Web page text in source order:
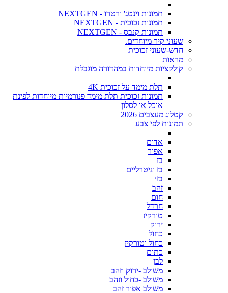
תמונות וינטג' ורטרו - NEXTGEN
תמונות זכוכית - NEXTGEN
תמונות קנבס - NEXTGEN
שעוני קיר מיוחדים.
חדש-שעוני זכוכית
מראות
קולקציות מיוחדות במהדורה מוגבלת
תלת מימד על זכוכית 4K
תמונות זכוכית תלת מימד פנורמיות מיוחדות לפינת
אוכל או לסלון
קטלוג מעצבים 2026
תמונות לפי צבע
אדום
אפור
בז
בז וניטרליים
בז׳
זהב
חום
חרדל
טורקיז
ירוק
כחול
כחול וטורקיז
כתום
לבן
משולב -ירוק וזהב
משולב -כחול וזהב
משולב אפור זהב